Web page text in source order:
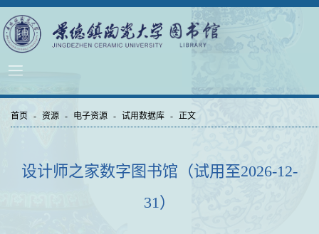
首页 - 资源 - 电子资源 - 试用数据库 - 正文
设计师之家数字图书馆（试用至2026-12-
31）